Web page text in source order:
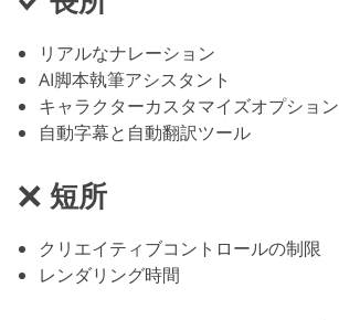
リアルなナレーション
AI脚本執筆アシスタント
キャラクターカスタマイズオプション
自動字幕と自動翻訳ツール
短所
クリエイティブコントロールの制限
レンダリング時間